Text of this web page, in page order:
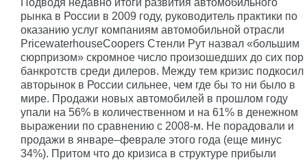
Подводя недавно итоги развития автомобильного
рынка в России в 2009 году, руководитель практики по
оказанию услуг компаниям автомобильной отрасли
PricewaterhouseCoopers Стенли Рут назвал «большим
сюрпризом» скромное число произошедших до сих пор
банкротств среди дилеров. Между тем кризис подкосил
авторынок в России сильнее, чем где бы то ни было в
мире. Продажи новых автомобилей в прошлом году
упали на 56% в количественном и на 61% в денежном
выражении по сравнению с 2008-м. Не порадовали и
продажи в январе–феврале этого года (еще минус
34%). Притом что до кризиса в структуре прибыли